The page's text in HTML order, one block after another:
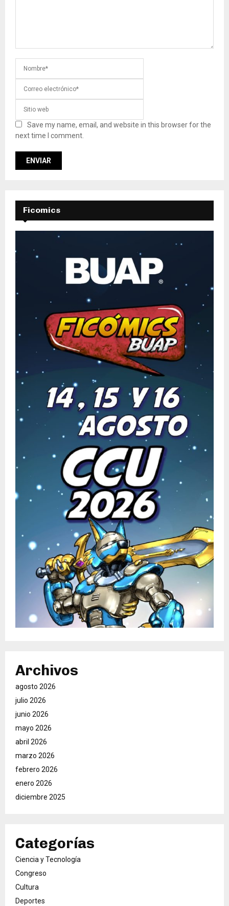
Save my name, email, and website in this browser for the
next time I comment.
Ficomics
Archivos
agosto 2026
julio 2026
junio 2026
mayo 2026
abril 2026
marzo 2026
febrero 2026
enero 2026
diciembre 2025
Categorías
Ciencia y Tecnología
Congreso
Cultura
Deportes